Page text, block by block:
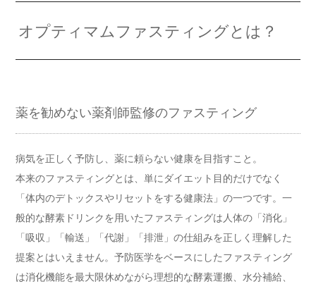
オプティマムファスティングとは？
薬を勧めない薬剤師監修のファスティング
病気を正しく予防し、薬に頼らない健康を目指すこと。
本来のファスティングとは、単にダイエット目的だけでなく
「体内のデトックスやリセットをする健康法」の一つです。一
般的な酵素ドリンクを用いたファスティングは人体の「消化」
「吸収」「輸送」「代謝」「排泄」の仕組みを正しく理解した
提案とはいえません。予防医学をベースにしたファスティング
は消化機能を最大限休めながら理想的な酵素運搬、水分補給、